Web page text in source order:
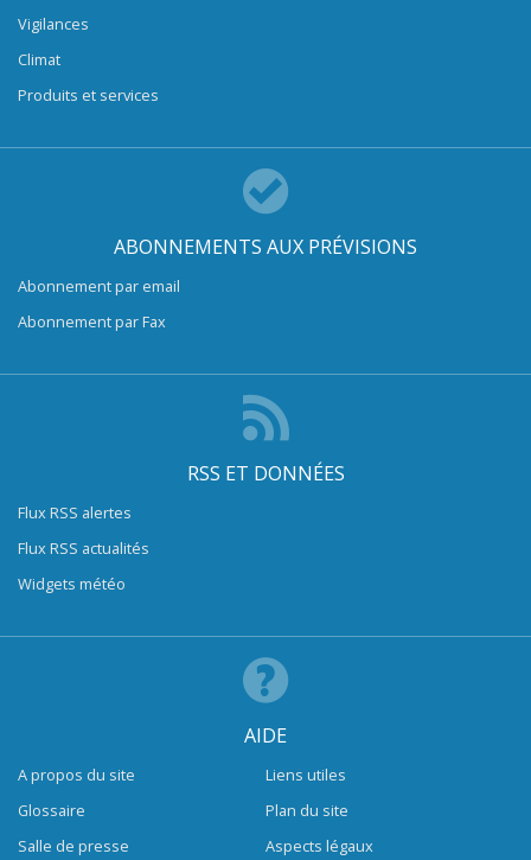
Vigilances
Climat
Produits et services
ABONNEMENTS AUX PRÉVISIONS
Abonnement par email
Abonnement par Fax
RSS ET DONNÉES
Flux RSS alertes
Flux RSS actualités
Widgets météo
AIDE
A propos du site
Glossaire
Salle de presse
Liens utiles
Plan du site
Aspects légaux